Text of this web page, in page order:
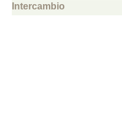
Intercambio